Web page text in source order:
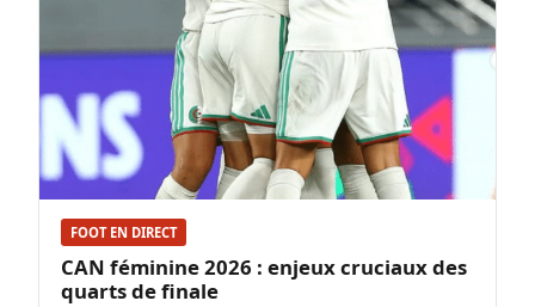
FOOT EN DIRECT
CAN féminine 2026 : enjeux cruciaux des
quarts de finale